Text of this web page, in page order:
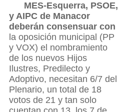
MES-Esquerra, PSOE,
y AIPC de Manacor
deberán consensuar con
la oposición municipal (PP
y VOX) el nombramiento
de los nuevos Hijos
Ilustres, Predilecto y
Adoptivo, necesitan 6/7 del
Plenario, un total de 18
votos de 21 y tan solo